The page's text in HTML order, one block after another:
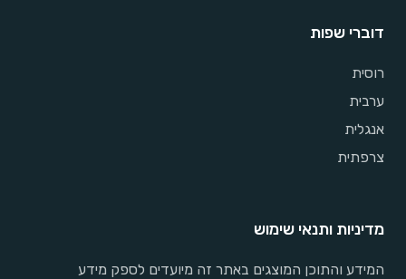
דוברי שפות
רוסית
ערבית
אנגלית
צרפתית
מדיניות ותנאי שימוש
המידע והתוכן המוצגים באתר זה מיועדים לספק מידע